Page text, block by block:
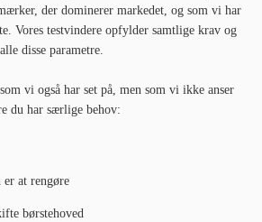
der dominerer markedet, og som vi har
Vores testvindere opfylder samtlige krav og
disse parametre.
vi også har set på, men som vi ikke anser
du har særlige behov:
er at rengøre
børstehoved